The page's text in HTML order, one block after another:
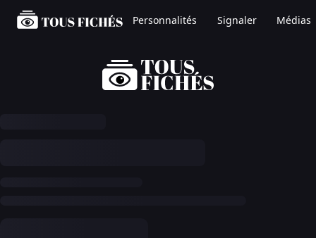
Personnalités Signaler Médias